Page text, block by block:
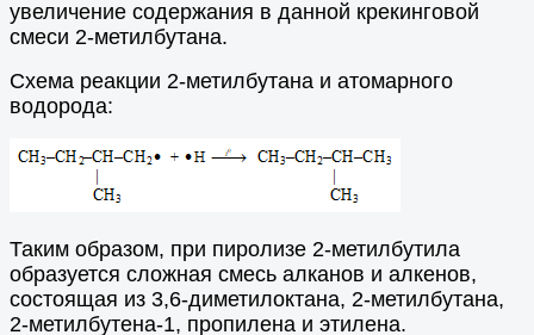
увеличение содержания в данной крекинговой
смеси 2-метилбутана.
Схема реакции 2-метилбутана и атомарного
водорода:
Таким образом, при пиролизе 2-метилбутила
образуется сложная смесь алканов и алкенов,
состоящая из 3,6-диметилоктана, 2-метилбутана,
2-метилбутена-1, пропилена и этилена.